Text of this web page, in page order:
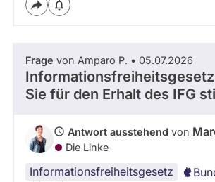
Frage von Amparo P. • 05.07.2026
Sie für den Erhalt des IFG
Antwort ausstehend von
Die Linke
Informationsfreiheitsgesetz